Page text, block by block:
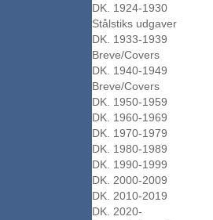
DK. 1924-1930
Stålstiks udgaver
DK. 1933-1939
Breve/Covers
DK. 1940-1949
Breve/Covers
DK. 1950-1959
DK. 1960-1969
DK. 1970-1979
DK. 1980-1989
DK. 1990-1999
DK. 2000-2009
DK. 2010-2019
DK. 2020-